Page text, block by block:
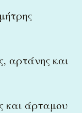
αρτάνης και
και άρταμου